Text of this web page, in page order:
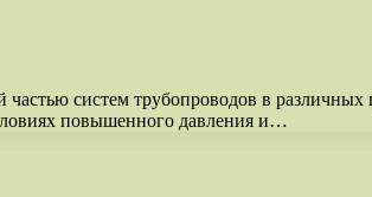
частью систем трубопроводов в
повышенного давления и…